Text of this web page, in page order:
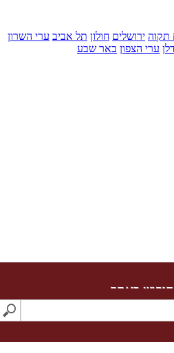
ירושלים חולון תל אביב ערי השרון
הצפון באר שבע
באתר